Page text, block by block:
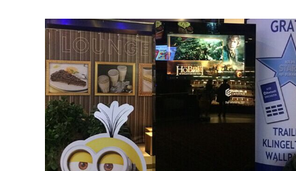
Hobbit DOOH Kampagne
für Werkmeister & Company GmbH
Warner Bros
Werbekampagne Konzeptarbeit Design
Kooperationen